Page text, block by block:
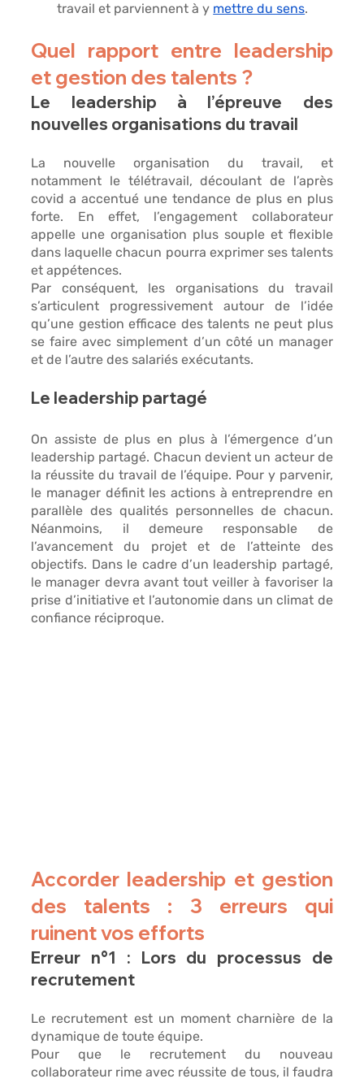
travail et parviennent à y mettre du sens.
Quel rapport entre leadership
et gestion des talents ?
Le leadership à l’épreuve des
nouvelles organisations du travail
La nouvelle organisation du travail, et
notamment le télétravail, découlant de l’après
covid a accentué une tendance de plus en plus
forte. En effet, l’engagement collaborateur
appelle une organisation plus souple et flexible
dans laquelle chacun pourra exprimer ses talents
et appétences.
Par conséquent, les organisations du travail
s’articulent progressivement autour de l’idée
qu’une gestion efficace des talents ne peut plus
se faire avec simplement d’un côté un manager
et de l’autre des salariés exécutants.
Le leadership partagé
On assiste de plus en plus à l’émergence d’un
leadership partagé. Chacun devient un acteur de
la réussite du travail de l’équipe. Pour y parvenir,
le manager définit les actions à entreprendre en
parallèle des qualités personnelles de chacun.
Néanmoins, il demeure responsable de
l’avancement du projet et de l’atteinte des
objectifs. Dans le cadre d’un leadership partagé,
le manager devra avant tout veiller à favoriser la
prise d’initiative et l’autonomie dans un climat de
confiance réciproque.
Accorder leadership et gestion
des talents : 3 erreurs qui
ruinent vos efforts
Erreur n°1 : Lors du processus de
recrutement
Le recrutement est un moment charnière de la
dynamique de toute équipe.
Pour que le recrutement du nouveau
collaborateur rime avec réussite de tous, il faudra